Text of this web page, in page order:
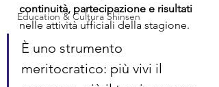
Education & Cultura Shinsen
continuità, partecipazione e risultati
nelle attività ufficiali della stagione.
È uno strumento
meritocratico: più vivi il